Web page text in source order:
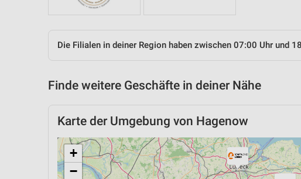
Die Filialen in deiner Region haben zwischen 07:00 Uhr und
Finde weitere Geschäfte in deiner Nähe
Karte der Umgebung von Hagenow
+
−